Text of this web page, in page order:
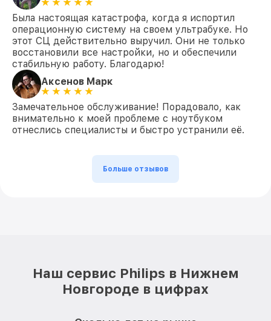
Была настоящая катастрофа, когда я испортил
операционную систему на своем ультрабуке. Но
этот СЦ действительно выручил. Они не только
восстановили все настройки, но и обеспечили
стабильную работу. Благодарю!
Аксенов Марк
Замечательное обслуживание! Порадовало, как
внимательно к моей проблеме с ноутбуком
отнеслись специалисты и быстро устранили её.
Больше отзывов
Наш сервис Philips в Нижнем
Новгороде в цифрах